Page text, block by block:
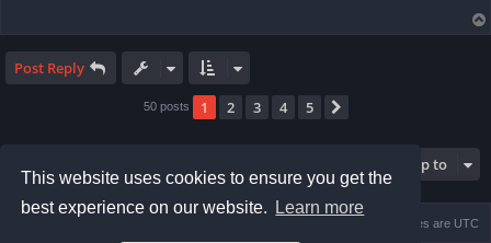
This website uses cookies to ensure you get the
best experience on our website.
Learn more
Post Reply
50 posts 1 2 3 4 5
Jump to
All times are UTC